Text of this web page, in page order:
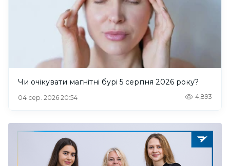
Чи очікувати магнітні бурі 5 серпня 2026 року?
04 сер. 2026 20:54 4,893